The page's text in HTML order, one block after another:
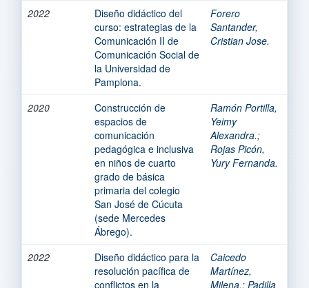
2022
Diseño didáctico del
curso: estrategias de la
Comunicación II de
Comunicación Social de
la Universidad de
Pamplona.
Forero
Santander,
Cristian Jose.
2020
Construcción de
espacios de
comunicación
pedagógica e inclusiva
en niños de cuarto
grado de básica
primaria del colegio
San José de Cúcuta
(sede Mercedes
Ábrego).
Ramón Portilla,
Yeimy
Alexandra.;
Rojas Picón,
Yury Fernanda.
2022
Diseño didáctico para la
resolución pacífica de
conflictos en la
Caicedo
Martínez,
Milena.; Padilla